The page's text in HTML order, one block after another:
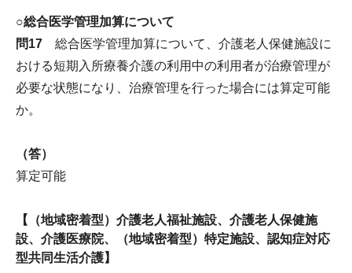
○総合医学管理加算について
問17 総合医学管理加算について、介護老人保健施設に
おける短期入所療養介護の利用中の利用者が治療管理が
必要な状態になり、治療管理を行った場合には算定可能
か。
（答）
算定可能
【（地域密着型）介護老人福祉施設、介護老人保健施
設、介護医療院、（地域密着型）特定施設、認知症対応
型共同生活介護】